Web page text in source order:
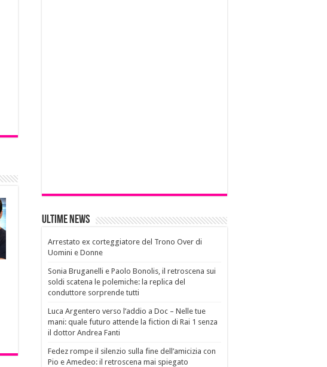
Ultime News
Arrestato ex corteggiatore del Trono Over di
Uomini e Donne
Sonia Bruganelli e Paolo Bonolis, il retroscena sui
soldi scatena le polemiche: la replica del
conduttore sorprende tutti
Luca Argentero verso l’addio a Doc – Nelle tue
mani: quale futuro attende la fiction di Rai 1 senza
il dottor Andrea Fanti
Fedez rompe il silenzio sulla fine dell’amicizia con
Pio e Amedeo: il retroscena mai spiegato